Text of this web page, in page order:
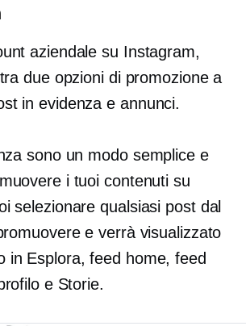
aziendale su Instagram,
due opzioni di promozione a
in evidenza e annunci.
sono un modo semplice e
i tuoi contenuti su
selezionare qualsiasi post dal
e verrà visualizzato
in Esplora, feed home, feed
e Storie.